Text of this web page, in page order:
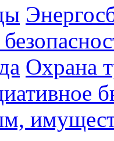
Охрана